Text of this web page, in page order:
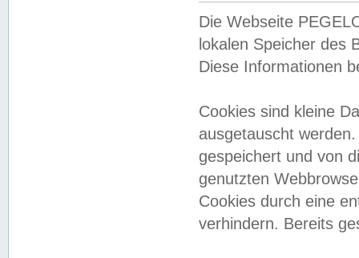
Die Webseite
lokalen Speicher des
Diese Informationen
Cookies sind kleine
ausgetauscht
gespeichert und von
genutzten
Cookies durch eine
verhindern. Bereits